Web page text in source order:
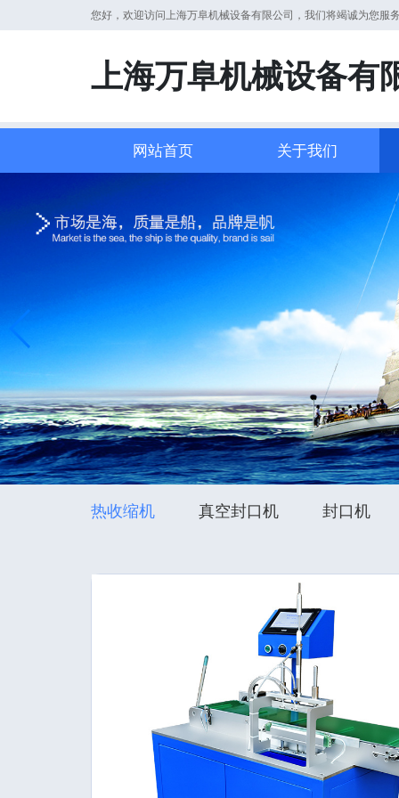
您好，欢迎访问上海万阜机械设备有限公司，我们将竭诚为您服
上海万阜机械设备有
网站首页 关于我们
热收缩机 真空封口机 封口机